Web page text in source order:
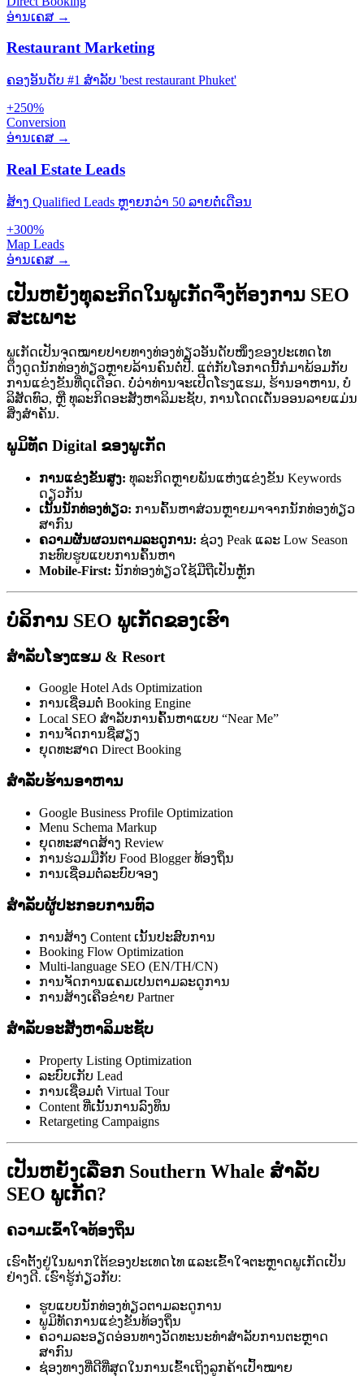
ອ່ານເຄສ →
Restaurant Marketing
ຄອງອັນດັບ #1 ສຳລັບ 'best restaurant Phuket'
+250%
Conversion
ອ່ານເຄສ →
Real Estate Leads
ສ້າງ Qualified Leads ຫຼາຍກວ່າ 50 ລາຍຕໍ່ເດືອນ
+300%
Map Leads
ອ່ານເຄສ →
ເປັນຫຍັງທຸລະກິດໃນພູເກັດຈຶ່ງຕ້ອງການ SEO
ສະເພາະ
ພູເກັດເປັນຈຸດໝາຍປາຍທາງທ່ອງທ່ຽວອັນດັບໜຶ່ງຂອງປະເທດໄທ
ດຶງດູດນັກທ່ອງທ່ຽວຫຼາຍລ້ານຄົນຕໍ່ປີ. ແຕ່ກັບໂອກາດນີ້ກໍມາພ້ອມກັບ
ການແຂ່ງຂັນທີ່ດຸເດືອດ. ບໍ່ວ່າທ່ານຈະເປີດໂຮງແຮມ, ຮ້ານອາຫານ, ບໍ
ລິສັດທົວ, ຫຼື ທຸລະກິດອະສັງຫາລິມະຊັບ, ການໂດດເດັ່ນອອນລາຍແມ່ນ
ສິ່ງສຳຄັນ.
ພູມິທັດ Digital ຂອງພູເກັດ
ການແຂ່ງຂັນສູງ: ທຸລະກິດຫຼາຍພັນແຫ່ງແຂ່ງຂັນ Keywords
ດຽວກັນ
ເນັ້ນນັກທ່ອງທ່ຽວ: ການຄົ້ນຫາສ່ວນຫຼາຍມາຈາກນັກທ່ອງທ່ຽວ
ສາກົນ
ຄວາມຜັນຜວນຕາມລະດູການ: ຊ່ວງ Peak ແລະ Low Season
ກະທົບຮູບແບບການຄົ້ນຫາ
Mobile-First: ນັກທ່ອງທ່ຽວໃຊ້ມືຖືເປັນຫຼັກ
ບໍລິການ SEO ພູເກັດຂອງເຮົາ
ສຳລັບໂຮງແຮມ & Resort
Google Hotel Ads Optimization
ການເຊື່ອມຕໍ່ Booking Engine
Local SEO ສຳລັບການຄົ້ນຫາແບບ “Near Me”
ການຈັດການຊື່ສຽງ
ຍຸດທະສາດ Direct Booking
ສຳລັບຮ້ານອາຫານ
Google Business Profile Optimization
Menu Schema Markup
ຍຸດທະສາດສ້າງ Review
ການຮ່ວມມືກັບ Food Blogger ທ້ອງຖິ່ນ
ການເຊື່ອມຕໍ່ລະບົບຈອງ
ສຳລັບຜູ້ປະກອບການທົວ
ການສ້າງ Content ເນັ້ນປະສົບການ
Booking Flow Optimization
Multi-language SEO (EN/TH/CN)
ການຈັດການແຄມເປນຕາມລະດູການ
ການສ້າງເຄືອຂ່າຍ Partner
ສຳລັບອະສັງຫາລິມະຊັບ
Property Listing Optimization
ລະບົບເກັບ Lead
ການເຊື່ອມຕໍ່ Virtual Tour
Content ທີ່ເນັ້ນການລົງທຶນ
Retargeting Campaigns
ເປັນຫຍັງເລືອກ Southern Whale ສຳລັບ
SEO ພູເກັດ?
ຄວາມເຂົ້າໃຈທ້ອງຖິ່ນ
ເຮົາຕັ້ງຢູ່ໃນພາກໃຕ້ຂອງປະເທດໄທ ແລະເຂົ້າໃຈຕະຫຼາດພູເກັດເປັນ
ຢ່າງດີ. ເຮົາຮູ້ກ່ຽວກັບ:
ຮູບແບບນັກທ່ອງທ່ຽວຕາມລະດູການ
ພູມິທັດການແຂ່ງຂັນທ້ອງຖິ່ນ
ຄວາມລະອຽດອ່ອນທາງວັດທະນະທຳສຳລັບການຕະຫຼາດ
ສາກົນ
ຊ່ອງທາງທີ່ດີທີ່ສຸດໃນການເຂົ້າເຖິງລູກຄ້າເປົ້າໝາຍ